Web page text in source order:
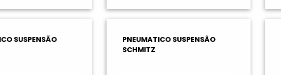
SUSPENSÃO
PNEUMATICO SUSPENSÃO
SCHMITZ